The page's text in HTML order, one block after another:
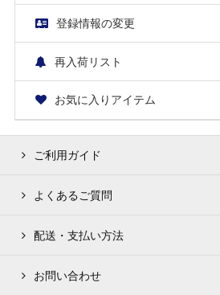
登録情報の変更
再入荷リスト
お気に入りアイテム
ご利用ガイド
よくあるご質問
配送・支払い方法
お問い合わせ